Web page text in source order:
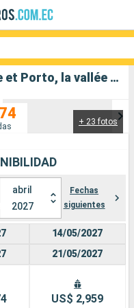
Crucero Gil Eanes: Lisbonne et Porto, la vallée du Douro salida desde Lisboa
+ 23 fotos
abril
2027
Fechas
siguientes
14/05/2027
21/05/2027
US$ 2,959
Compañías
Buscar